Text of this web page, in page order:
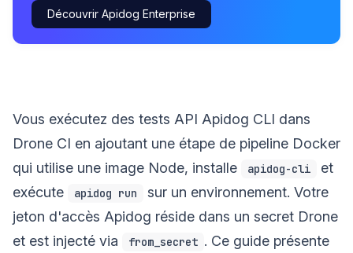
Découvrir Apidog Enterprise
Vous exécutez des tests API Apidog CLI dans
Drone CI en ajoutant une étape de pipeline Docker
qui utilise une image Node, installe
apidog-cli
et
exécute
apidog run
sur un environnement. Votre
jeton d'accès Apidog réside dans un secret Drone
et est injecté via
from_secret . Ce guide présente